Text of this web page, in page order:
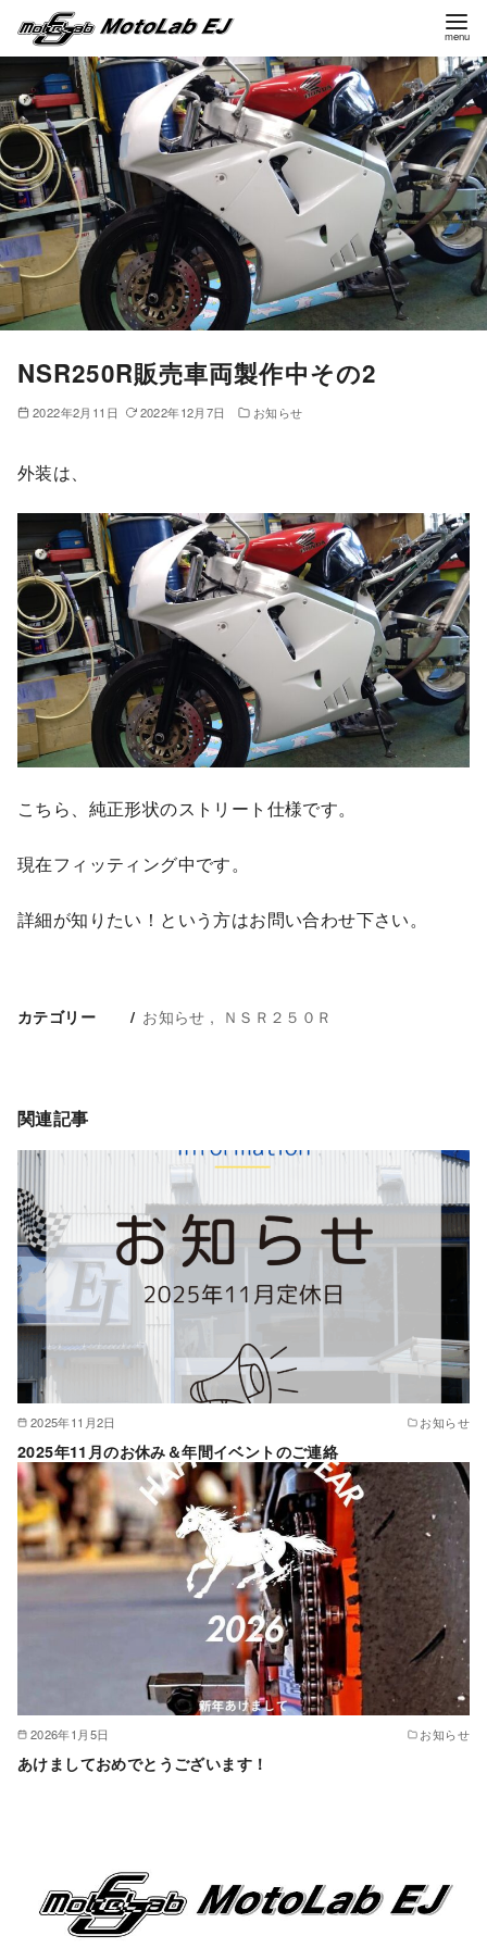
ン
テ
ン
ツ
へ
移
動
NSR250R販売車両製作中その2
2022年2月11日 2022年12月7日 お知らせ
外装は、
こちら、純正形状のストリート仕様です。
現在フィッティング中です。
詳細が知りたい！という方はお問い合わせ下さい。
カテゴリー お知らせ ＮＳＲ２５０Ｒ
関連記事
2025年11月2日 お知らせ
2025年11月のお休み＆年間イベントのご連絡
2026年1月5日 お知らせ
あけましておめでとうございます！